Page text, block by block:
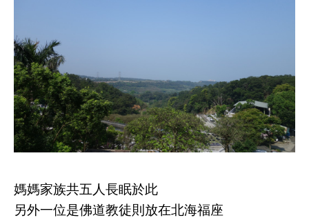
媽媽家族共五人長眠於此
另外一位是佛道教徒則放在北海福座